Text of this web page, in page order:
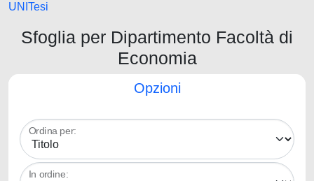
UNITesi
Sfoglia per Dipartimento Facoltà di
Economia
Opzioni
Ordina per:
In ordine: